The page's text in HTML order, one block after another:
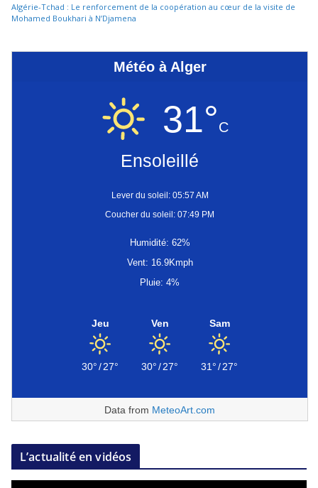
Algérie-Tchad : Le renforcement de la coopération au cœur de la visite de
Mohamed Boukhari à N’Djamena
Météo à Alger
31°C
Ensoleillé
Lever du soleil: 05:57 AM
Coucher du soleil: 07:49 PM
Humidité: 62%
Vent: 16.9Kmph
Pluie: 4%
Jeu
30°/27°
Ven
30°/27°
Sam
31°/27°
Data from MeteoArt.com
L’actualité en vidéos